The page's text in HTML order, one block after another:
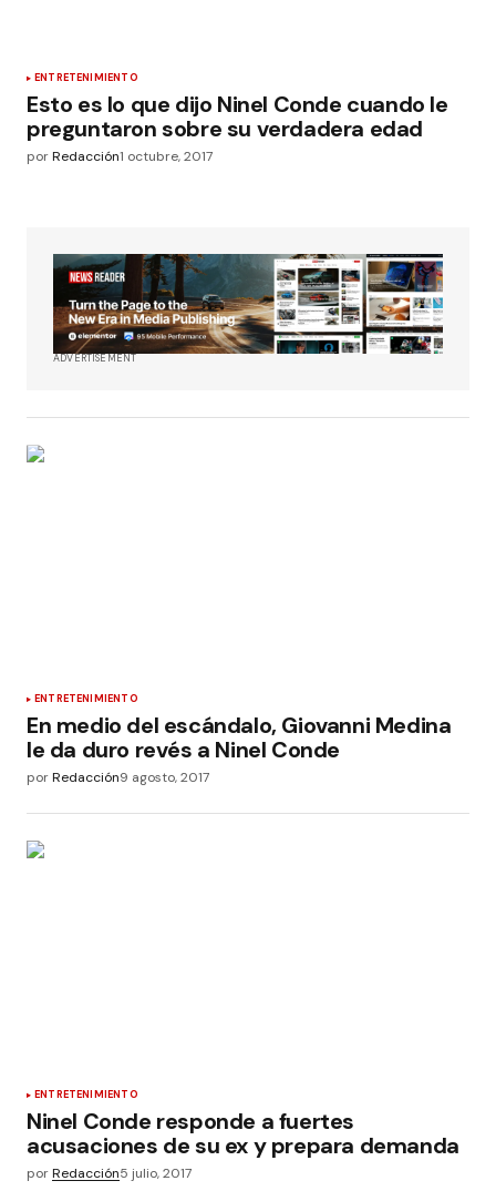
ENTRETENIMIENTO
Esto es lo que dijo Ninel Conde cuando le
preguntaron sobre su verdadera edad
porRedacción1 octubre, 2017
ADVERTISEMENT
ENTRETENIMIENTO
En medio del escándalo, Giovanni Medina
le da duro revés a Ninel Conde
porRedacción9 agosto, 2017
ENTRETENIMIENTO
Ninel Conde responde a fuertes
acusaciones de su ex y prepara demanda
porRedacción5 julio, 2017